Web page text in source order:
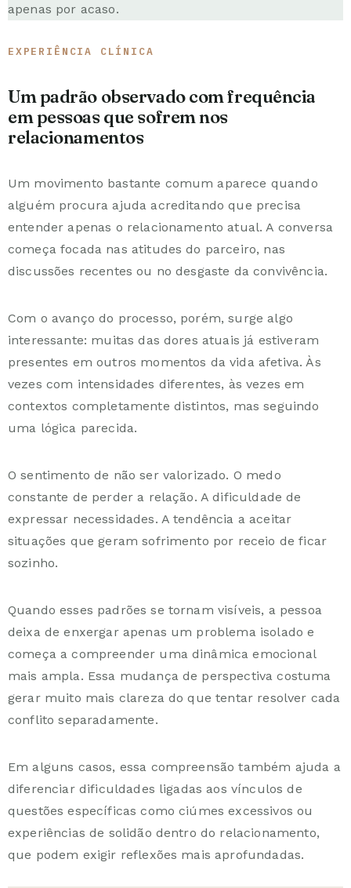
apenas por acaso.
EXPERIÊNCIA CLÍNICA
Um padrão observado com frequência
em pessoas que sofrem nos
relacionamentos
Um movimento bastante comum aparece quando
alguém procura ajuda acreditando que precisa
entender apenas o relacionamento atual. A conversa
começa focada nas atitudes do parceiro, nas
discussões recentes ou no desgaste da convivência.
Com o avanço do processo, porém, surge algo
interessante: muitas das dores atuais já estiveram
presentes em outros momentos da vida afetiva. Às
vezes com intensidades diferentes, às vezes em
contextos completamente distintos, mas seguindo
uma lógica parecida.
O sentimento de não ser valorizado. O medo
constante de perder a relação. A dificuldade de
expressar necessidades. A tendência a aceitar
situações que geram sofrimento por receio de ficar
sozinho.
Quando esses padrões se tornam visíveis, a pessoa
deixa de enxergar apenas um problema isolado e
começa a compreender uma dinâmica emocional
mais ampla. Essa mudança de perspectiva costuma
gerar muito mais clareza do que tentar resolver cada
conflito separadamente.
Em alguns casos, essa compreensão também ajuda a
diferenciar dificuldades ligadas aos vínculos de
questões específicas comociúmes excessivos ou
experiências de solidão dentro do relacionamento,
que podem exigir reflexões mais aprofundadas.